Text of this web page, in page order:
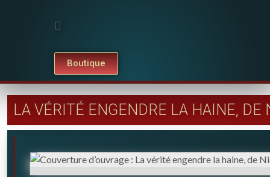
Boutique
LA VÉRITÉ ENGENDRE LA HAINE, DE